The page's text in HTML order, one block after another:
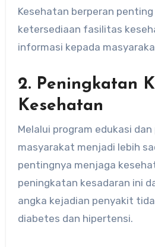
Kesehatan berperan
ketersediaan fasilitas
informasi kepada
2. Peningkatan
Kesehatan
Melalui program edukasi
masyarakat menjadi lebih
pentingnya menjaga
peningkatan kesadaran ini
angka kejadian penyakit
diabetes dan hipertensi.